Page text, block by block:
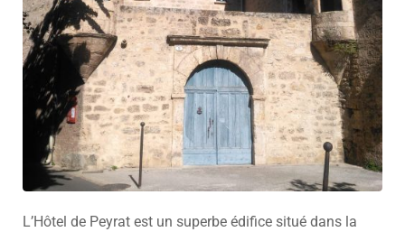
L’Hôtel de Peyrat est un superbe édifice situé dans la